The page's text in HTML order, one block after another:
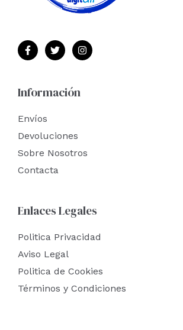
Información
Envíos
Devoluciones
Sobre Nosotros
Contacta
Enlaces Legales
Politica Privacidad
Aviso Legal
Politica de Cookies
Términos y Condiciones